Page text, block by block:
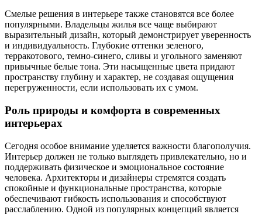
Смелые решения в интерьере также становятся все более
популярными. Владельцы жилья все чаще выбирают
выразительный дизайн, который демонстрирует уверенность
и индивидуальность. Глубокие оттенки зеленого,
терракотового, темно-синего, сливы и угольного заменяют
привычные белые тона. Эти насыщенные цвета придают
пространству глубину и характер, не создавая ощущения
перегруженности, если использовать их с умом.
Роль природы и комфорта в современных
интерьерах
Сегодня особое внимание уделяется важности благополучия.
Интерьер должен не только выглядеть привлекательно, но и
поддерживать физическое и эмоциональное состояние
человека. Архитекторы и дизайнеры стремятся создать
спокойные и функциональные пространства, которые
обеспечивают гибкость использования и способствуют
расслаблению. Одной из популярных концепций является